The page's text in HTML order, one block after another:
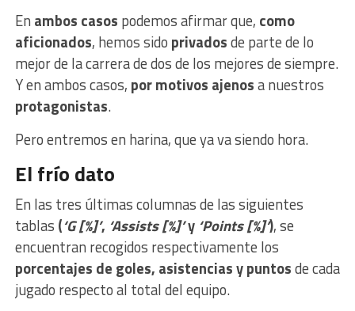
En ambos casos podemos afirmar que, como
aficionados, hemos sido privadosde parte de lo
mejor de la carrera de dos de los mejores de siempre.
Y en ambos casos, por motivos ajenosa nuestros
protagonistas.
Pero entremos en harina, que ya va siendo hora.
El frío dato
En las tres últimas columnas de las siguientes
tablas (‘G [%]’, ‘Assists [%]’y ‘Points [%]’), se
encuentran recogidos respectivamente los
porcentajes de goles, asistencias y puntosde cada
jugado respecto al total del equipo.